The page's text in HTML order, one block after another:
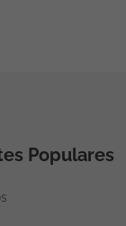
Populares